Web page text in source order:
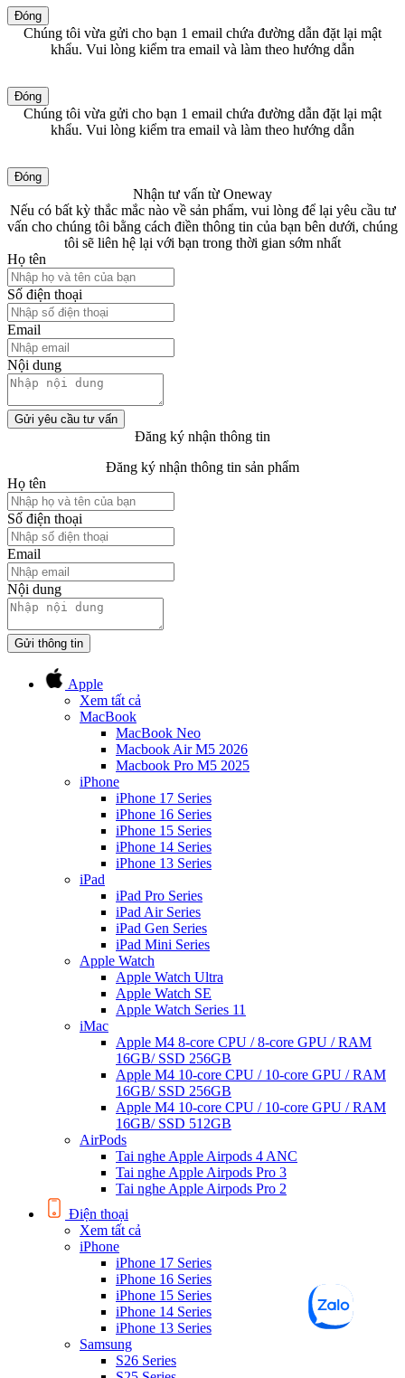
Đóng
Chúng tôi vừa gửi cho bạn 1 email chứa đường dẫn đặt lại mật
khẩu. Vui lòng kiểm tra email và làm theo hướng dẫn
Đóng
Chúng tôi vừa gửi cho bạn 1 email chứa đường dẫn đặt lại mật
khẩu. Vui lòng kiểm tra email và làm theo hướng dẫn
Đóng
Nhận tư vấn từ Oneway
Nếu có bất kỳ thắc mắc nào về sản phẩm, vui lòng để lại yêu cầu tư
vấn cho chúng tôi bằng cách điền thông tin của bạn bên dưới, chúng
tôi sẽ liên hệ lại với bạn trong thời gian sớm nhất
Họ tên
Số điện thoại
Email
Nội dung
Gửi yêu cầu tư vấn
Đăng ký nhận thông tin
Đăng ký nhận thông tin sản phẩm
Họ tên
Số điện thoại
Email
Nội dung
Gửi thông tin
Apple
Xem tất cả
MacBook
MacBook Neo
Macbook Air M5 2026
Macbook Pro M5 2025
iPhone
iPhone 17 Series
iPhone 16 Series
iPhone 15 Series
iPhone 14 Series
iPhone 13 Series
iPad
iPad Pro Series
iPad Air Series
iPad Gen Series
iPad Mini Series
Apple Watch
Apple Watch Ultra
Apple Watch SE
Apple Watch Series 11
iMac
Apple M4 8-core CPU / 8-core GPU / RAM
16GB/ SSD 256GB
Apple M4 10-core CPU / 10-core GPU / RAM
16GB/ SSD 256GB
Apple M4 10-core CPU / 10-core GPU / RAM
16GB/ SSD 512GB
AirPods
Tai nghe Apple Airpods 4 ANC
Tai nghe Apple Airpods Pro 3
Tai nghe Apple Airpods Pro 2
Điện thoại
Xem tất cả
iPhone
iPhone 17 Series
iPhone 16 Series
iPhone 15 Series
iPhone 14 Series
iPhone 13 Series
Samsung
S26 Series